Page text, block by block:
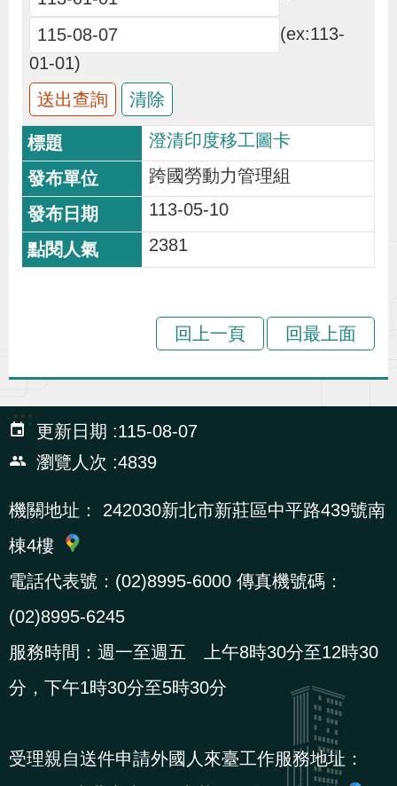
為
民
服
務
業
務
專
區
申
辦
宣
專
區
關
連
結
網
站
民
意
文
字
統
計
E
n
回
首
R
S
(ex:113-
01-01)
澄清印度移工圖卡
跨國勞動力管理組
113-05-10
2381
回上一頁 回最上面
:::
更新日期
115-08-07
瀏覽人次
4839
機關地址：
242030新北市新莊區中平路439號南
棟4樓
電話代表號：(02)8995-6000 傳真機號碼：
(02)8995-6245
服務時間：週一至週五 上午8時30分至12時30
分，下午1時30分至5時30分
受理親自送件申請外國人來臺工作服務地址：